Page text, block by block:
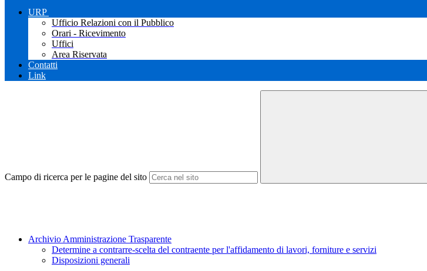
URP
Ufficio Relazioni con il Pubblico
Orari - Ricevimento
Uffici
Area Riservata
Contatti
Link
Campo di ricerca per le pagine del sito
Archivio Amministrazione Trasparente
Determine a contrarre-scelta del contraente per l'affidamento di lavori, forniture e servizi
Disposizioni generali